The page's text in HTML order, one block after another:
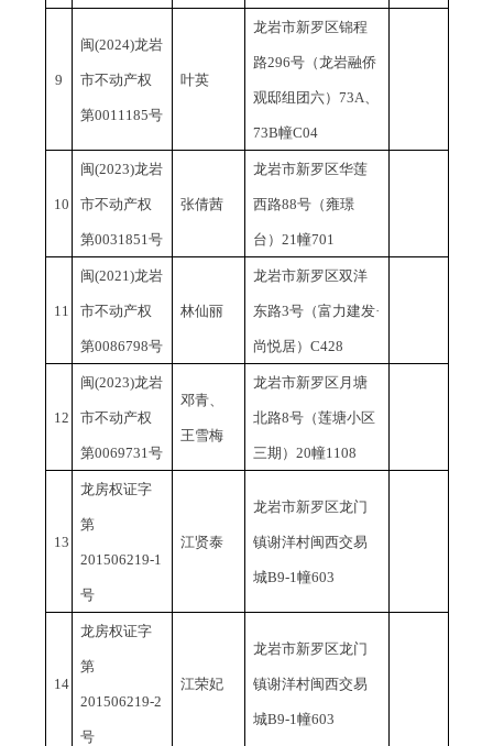
9
闽(2024)龙岩
市不动产权
第0011185号
叶英
龙岩市新罗区锦程
路296号（龙岩融侨
观邸组团六）73A、
73B幢C04
10
闽(2023)龙岩
市不动产权
第0031851号
张倩茜
龙岩市新罗区华莲
西路88号（雍璟
台）21幢701
11
闽(2021)龙岩
市不动产权
第0086798号
林仙丽
龙岩市新罗区双洋
东路3号（富力建发·
尚悦居）C428
12
闽(2023)龙岩
市不动产权
第0069731号
邓青、
王雪梅
龙岩市新罗区月塘
北路8号（莲塘小区
三期）20幢1108
13
龙房权证字
第
201506219-1
号
江贤泰
龙岩市新罗区龙门
镇谢洋村闽西交易
城B9-1幢603
14
龙房权证字
第
201506219-2
号
江荣妃
龙岩市新罗区龙门
镇谢洋村闽西交易
城B9-1幢603